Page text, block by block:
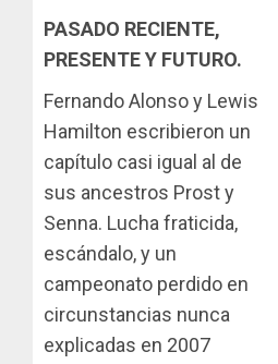
PASADO RECIENTE,
PRESENTE Y FUTURO.
Fernando Alonso y Lewis
Hamilton escribieron un
capítulo casi igual al de
sus ancestros Prost y
Senna. Lucha fraticida,
escándalo, y un
campeonato perdido en
circunstancias nunca
explicadas en 2007